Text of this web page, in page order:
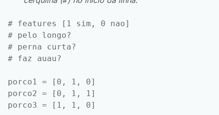
# features [1 sim, 0 nao]
# pelo longo?
# perna curta?
# faz auau?
porco1 = [0, 1, 0]
porco2 = [0, 1, 1]